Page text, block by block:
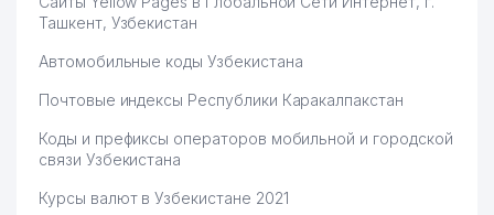
Ташкент, Узбекистан
Автомобильные коды Узбекистана
Почтовые индексы Республики Каракалпакстан
Коды и префиксы операторов мобильной и городской
связи Узбекистана
Курсы валют в Узбекистане 2021